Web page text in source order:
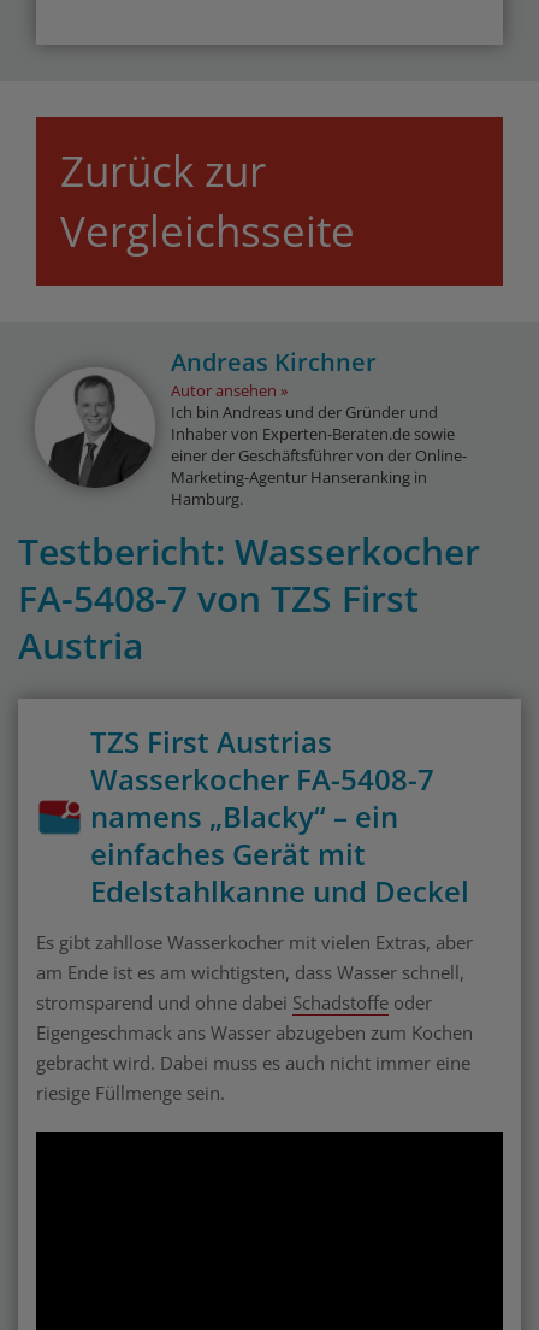
Zurück zur
Vergleichsseite
Andreas Kirchner
Autor ansehen
Ich bin Andreas und der Gründer und
Inhaber von Experten-Beraten.de sowie
einer der Geschäftsführer von der Online-
Marketing-Agentur Hanseranking in
Hamburg.
Testbericht: Wasserkocher
FA-5408-7 von TZS First
Austria
TZS First Austrias
Wasserkocher FA-5408-7
namens „Blacky“ – ein
einfaches Gerät mit
Edelstahlkanne und Deckel
Es gibt zahllose Wasserkocher mit vielen Extras, aber
am Ende ist es am wichtigsten, dass Wasser schnell,
stromsparend und ohne dabei Schadstoffe oder
Eigengeschmack ans Wasser abzugeben zum Kochen
gebracht wird. Dabei muss es auch nicht immer eine
riesige Füllmenge sein.